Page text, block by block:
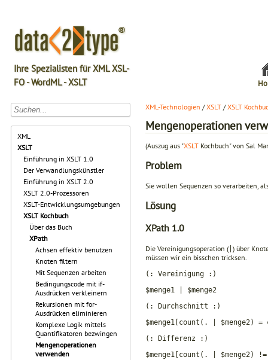
Ihre Spezialisten für XML XSL-
FO - WordML - XSLT
XML
XSLT
Einführung in XSLT 1.0
Der Verwandlungskünstler
Einführung in XSLT 2.0
XSLT 2.0-Prozessoren
XSLT-Entwicklungsumgebungen
XSLT Kochbuch
Über das Buch
XPath
Achsen effektiv benutzen
Knoten filtern
Mit Sequenzen arbeiten
Bedingungscode mit if-
Ausdrücken verkleinern
Rekursionen mit for-
Ausdrücken eliminieren
Komplexe Logik mittels
Quantifikatoren bezwingen
Mengenoperationen
verwenden
XML-Technologien /XSLT /XSLT
Mengenoperationen
(Auszug aus "XSLT Kochbuch" von Sal
Problem
Sie wollen Sequenzen so verarbeiten,
Lösung
XPath 1.0
Die Vereinigungsoperation (| ) über
müssen wir ein bisschen tricksen.
(: Vereinigung :)
$menge1 | $menge2
(: Durchschnitt :)
$menge1[count(. | $menge2) =
(: Differenz :)
$menge1[count(. | $menge2)